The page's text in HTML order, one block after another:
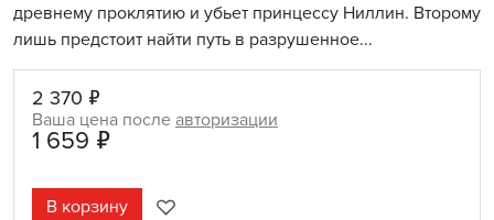
древнему проклятию и убьет принцессу Ниллин. Второму
лишь предстоит найти путь в разрушенное...
2 370 ₽
Ваша цена после авторизации
1 659 ₽
В корзину